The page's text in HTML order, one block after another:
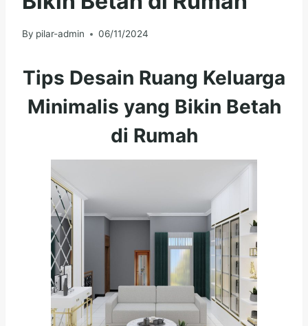
By pilar-admin 06/11/2024
Tips Desain Ruang Keluarga
Minimalis yang Bikin Betah
di Rumah